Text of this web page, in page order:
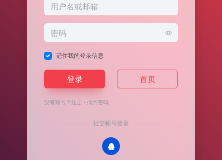
记住我的登录信息
登录 首页
没有账号？注册/找回密码
社交帐号登录